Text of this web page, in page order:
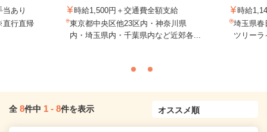
あり
行直帰
時給1,500円＋交通費全額支給
東京都中央区他23区内・神奈川県
内・埼玉県内・千葉県内など近郊各...
時給
埼玉県春
ツリー
全 8件中 1 - 8件を表示